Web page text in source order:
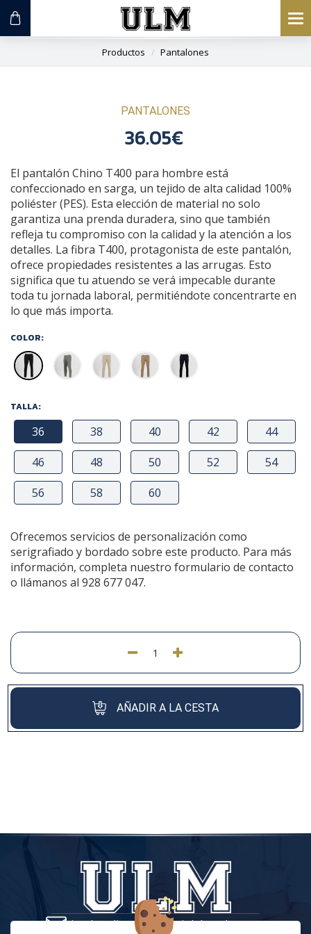
Productos Pantalones
PANTALONES
36.05€
El pantalón Chino T400 para hombre está
confeccionado en sarga, un tejido de alta calidad 100%
poliéster (PES). Esta elección de material no solo
garantiza una prenda duradera, sino que también
refleja tu compromiso con la calidad y la atención a los
detalles. La fibra T400, protagonista de este pantalón,
ofrece propiedades resistentes a las arrugas. Esto
significa que tu atuendo se verá impecable durante
toda tu jornada laboral, permitiéndote concentrarte en
lo que más importa.
COLOR:
TALLA:
36 38 40 42
44
46
48 50 52
54
56
58 60
Ofrecemos servicios de personalización como
serigrafiado y bordado sobre este producto. Para más
información, completa nuestro formulario de contacto
o llámanos al 928 677 047.
AÑADIR A LA CESTA
tiendaonline@vestuariolaboralmc.com